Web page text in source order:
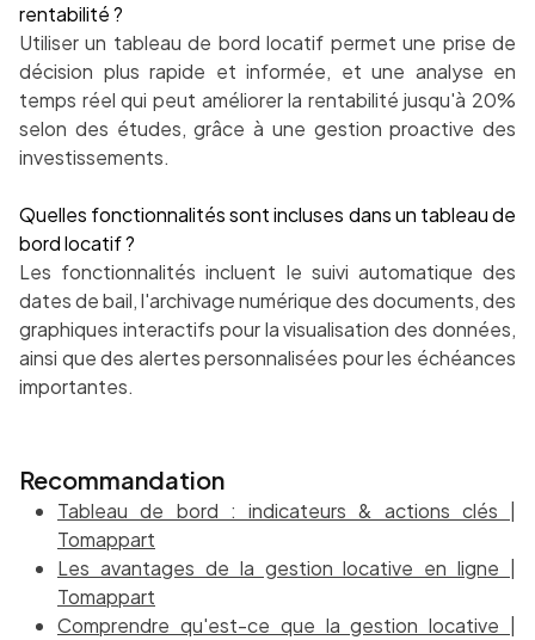
rentabilité ?
Utiliser un tableau de bord locatif permet une prise de
décision plus rapide et informée, et une analyse en
temps réel qui peut améliorer la rentabilité jusqu'à 20%
selon des études, grâce à une gestion proactive des
investissements.
Quelles fonctionnalités sont incluses dans un tableau de
bord locatif ?
Les fonctionnalités incluent le suivi automatique des
dates de bail, l'archivage numérique des documents, des
graphiques interactifs pour la visualisation des données,
ainsi que des alertes personnalisées pour les échéances
importantes.
Recommandation
Tableau de bord : indicateurs & actions clés |
Tomappart
Les avantages de la gestion locative en ligne |
Tomappart
Comprendre qu'est-ce que la gestion locative |